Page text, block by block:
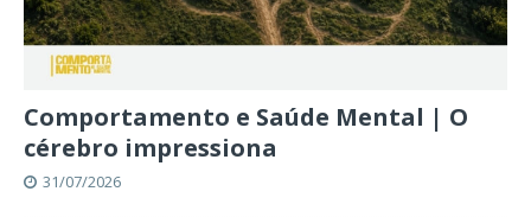
Comportamento e Saúde Mental | O
cérebro impressiona
31/07/2026